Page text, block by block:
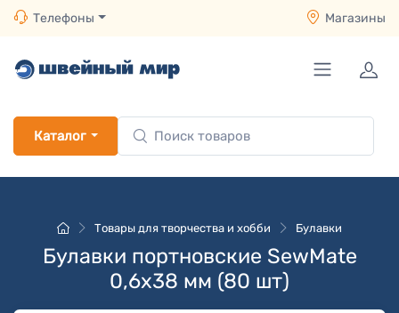
Телефоны Магазины
Каталог
Товары для творчества и хобби Булавки
Булавки портновские SewMate
0,6x38 мм (80 шт)